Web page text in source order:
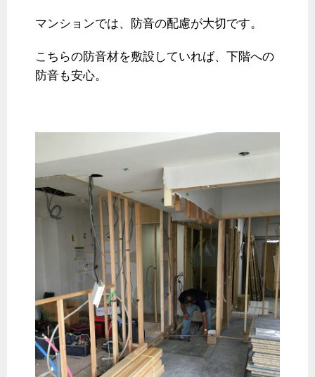
マンションでは、防音の配慮が大切です。
こちらの防音材を敷設していれば、下階への
防音も安心。